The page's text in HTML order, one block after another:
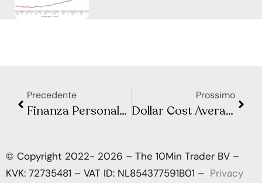
Precedente
Finanza Personale: Perché Ignorarla Potrebbe Costarti Caro
Prossimo
Dollar Cost Averaging: Cos’è e Perché Potrebbe Non Essere la Strategia Migliore
© Copyright 2022- 2026 – The 10Min Trader BV –
KVK: 72735481 – VAT ID: NL854377591B01 – Privacy